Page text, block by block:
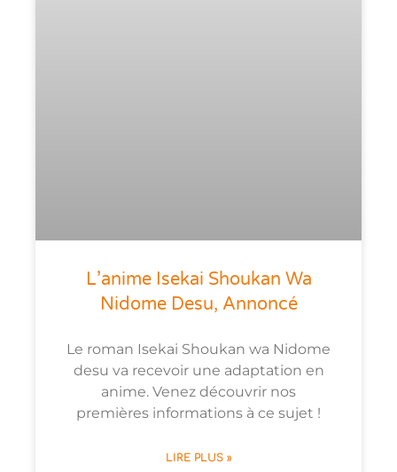
L’anime Isekai Shoukan Wa
Nidome Desu, Annoncé
Le roman Isekai Shoukan wa Nidome
desu va recevoir une adaptation en
anime. Venez découvrir nos
premières informations à ce sujet !
LIRE PLUS »